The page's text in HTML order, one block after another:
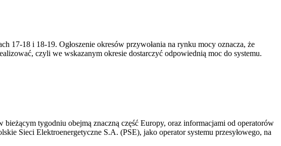
17-18 i 18-19. Ogłoszenie okresów przywołania na rynku mocy oznacza, że
czyli we wskazanym okresie dostarczyć odpowiednią moc do systemu.
tygodniu obejmą znaczną część Europy, oraz informacjami od operatorów
Sieci Elektroenergetyczne S.A. (PSE), jako operator systemu przesyłowego, na